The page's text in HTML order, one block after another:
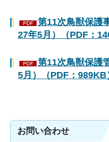
第11次鳥獣保護
27年5月）（PDF：
第11次鳥獣保護
5月）（PDF：989KB
お問い合わせ